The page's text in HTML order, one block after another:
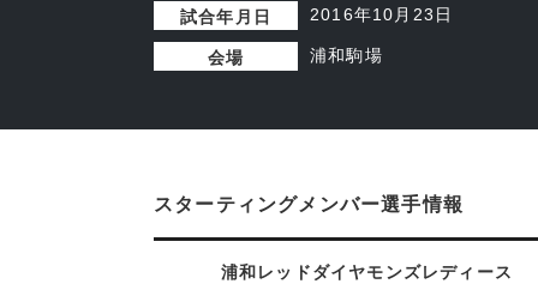
試合年月日 2016年10月23日
会場 浦和駒場
スターティングメンバー選手情報
浦和レッドダイヤモンズレディース